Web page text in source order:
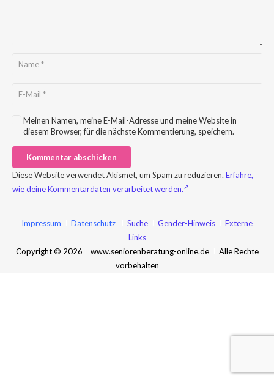
Meinen Namen, meine E-Mail-Adresse und meine Website in
diesem Browser, für die nächste Kommentierung, speichern.
Kommentar abschicken
Diese Website verwendet Akismet, um Spam zu reduzieren. Erfahre,
wie deine Kommentardaten verarbeitet werden.
Impressum Datenschutz Suche Gender-Hinweis
Externe
Links
Copyright © 2026
www.seniorenberatung-online.de
Alle Rechte
vorbehalten